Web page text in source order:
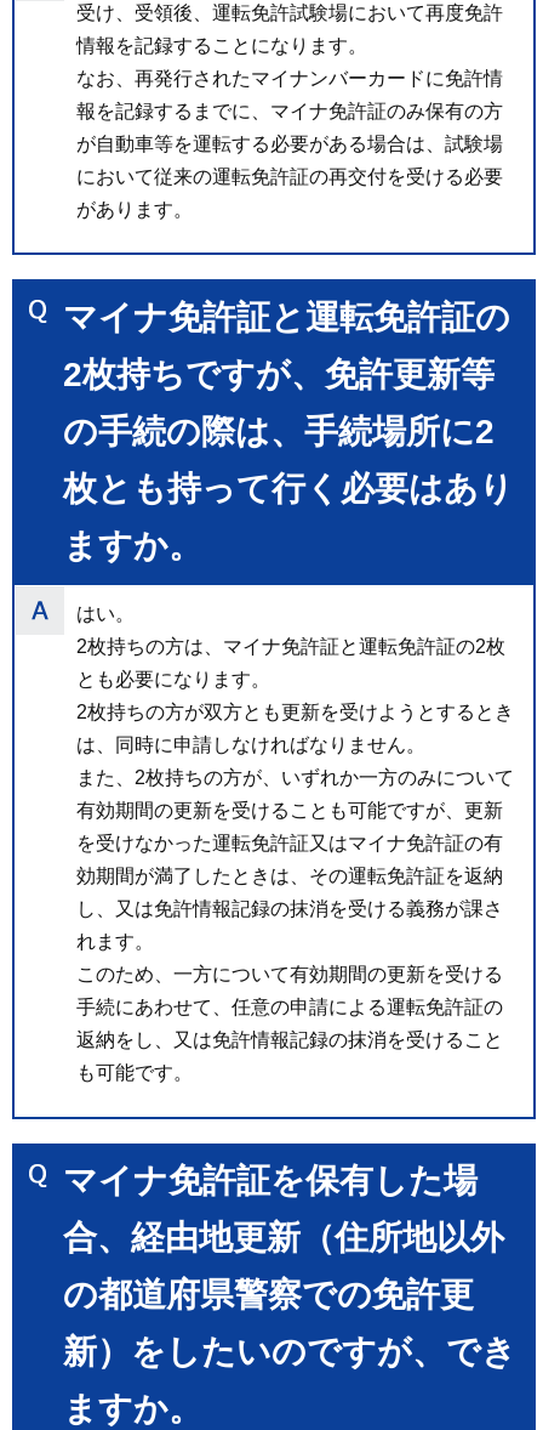
受け、受領後、運転免許試験場において再度免許
情報を記録することになります。
なお、再発行されたマイナンバーカードに免許情
報を記録するまでに、マイナ免許証のみ保有の方
が自動車等を運転する必要がある場合は、試験場
において従来の運転免許証の再交付を受ける必要
があります。
マイナ免許証と運転免許証の
2枚持ちですが、免許更新等
の手続の際は、手続場所に2
枚とも持って行く必要はあり
ますか。
はい。
2枚持ちの方は、マイナ免許証と運転免許証の2枚
とも必要になります。
2枚持ちの方が双方とも更新を受けようとするとき
は、同時に申請しなければなりません。
また、2枚持ちの方が、いずれか一方のみについて
有効期間の更新を受けることも可能ですが、更新
を受けなかった運転免許証又はマイナ免許証の有
効期間が満了したときは、その運転免許証を返納
し、又は免許情報記録の抹消を受ける義務が課さ
れます。
このため、一方について有効期間の更新を受ける
手続にあわせて、任意の申請による運転免許証の
返納をし、又は免許情報記録の抹消を受けること
も可能です。
マイナ免許証を保有した場
合、経由地更新（住所地以外
の都道府県警察での免許更
新）をしたいのですが、でき
ますか。